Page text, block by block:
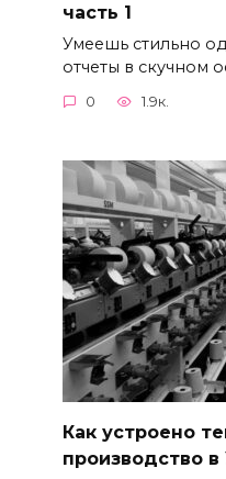
часть 1
Умеешь стильно
отчеты в скучном
0 1.9к.
Как устроено
производство в